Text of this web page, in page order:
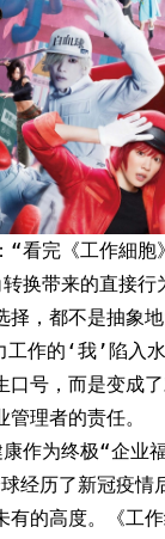
“看完《工作細胞
换带来的直接行
择，都不是抽象
作的‘我’陷入
口号，而是变成
理者的责任。
作为终极“企业
经历了新冠疫情
有的高度。《工